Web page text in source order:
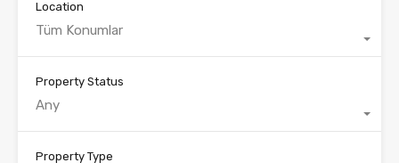
Location
Tüm Konumlar
Property Status
Any
Property Type